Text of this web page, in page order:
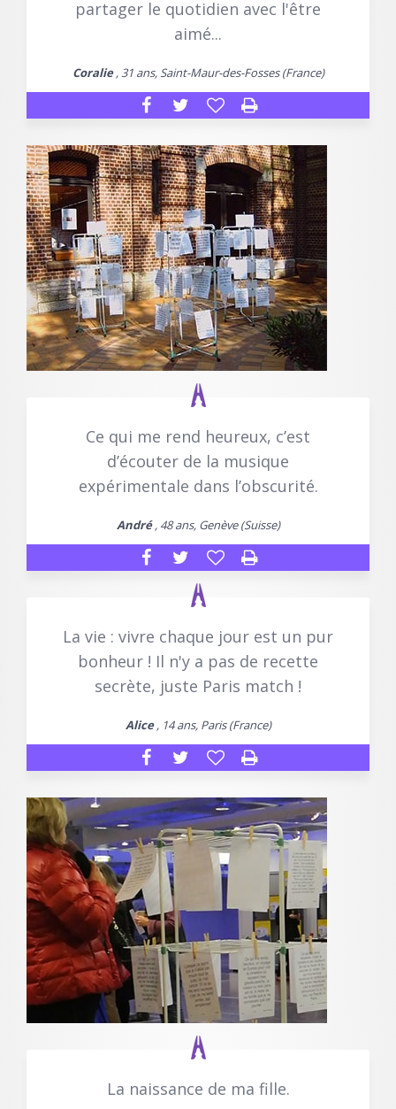
partager le quotidien avec l'être
aimé...
Coralie, 31 ans, Saint-Maur-des-Fosses (France)
Ce qui me rend heureux, c’est
d’écouter de la musique
expérimentale dans l’obscurité.
André, 48 ans, Genève (Suisse)
La vie : vivre chaque jour est un pur
bonheur ! Il n'y a pas de recette
secrète, juste Paris match !
Alice, 14 ans, Paris (France)
La naissance de ma fille.